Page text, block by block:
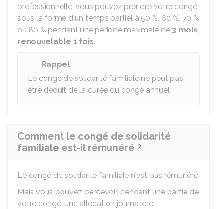
professionnelle, vous pouvez prendre votre congé
sous la forme d'un temps partiel à 50 %, 60 %, 70 %
ou 80 % pendant une période maximale de 3 mois,
renouvelable 1 fois.
Rappel
Le congé de solidarité familiale ne peut pas
être déduit de la durée du congé annuel.
Comment le congé de solidarité
familiale est-il rémunéré ?
Le congé de solidarité familiale n'est pas rémunéré.
Mais vous pouvez percevoir, pendant une partie de
votre congé, une allocation journalière